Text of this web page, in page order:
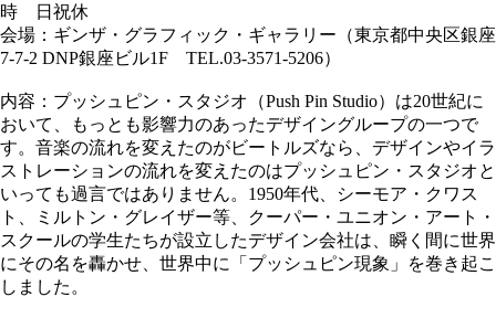
時 日祝休
会場：ギンザ・グラフィック・ギャラリー（東京都中央区銀座
7-7-2 DNP銀座ビル1F TEL.03-3571-5206）
内容：プッシュピン・スタジオ（Push Pin Studio）は20世紀に
おいて、もっとも影響力のあったデザイングループの一つで
す。音楽の流れを変えたのがビートルズなら、デザインやイラ
ストレーションの流れを変えたのはプッシュピン・スタジオと
いっても過言ではありません。1950年代、シーモア・クワス
ト、ミルトン・グレイザー等、クーパー・ユニオン・アート・
スクールの学生たちが設立したデザイン会社は、瞬く間に世界
にその名を轟かせ、世界中に「プッシュピン現象」を巻き起こ
しました。